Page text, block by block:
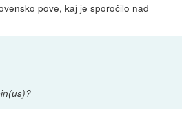
pove, kaj je sporočilo nad